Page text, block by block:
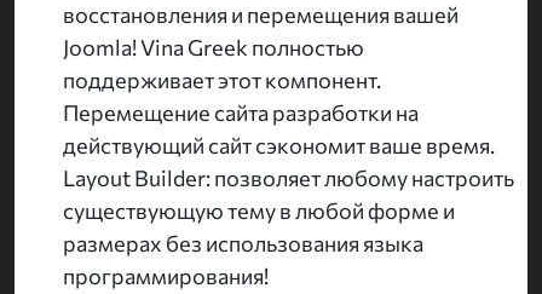
восстановления и перемещения вашей
Joomla! Vina Greek полностью
поддерживает этот компонент.
Перемещение сайта разработки на
действующий сайт сэкономит ваше время.
Layout Builder: позволяет любому настроить
существующую тему в любой форме и
размерах без использования языка
программирования!